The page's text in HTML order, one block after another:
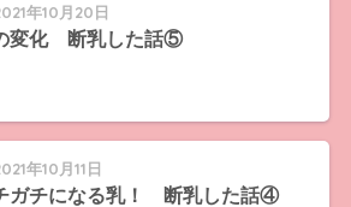
年10月20日
変化 断乳した話⑤
年10月11日
ガチになる乳！ 断乳した話④